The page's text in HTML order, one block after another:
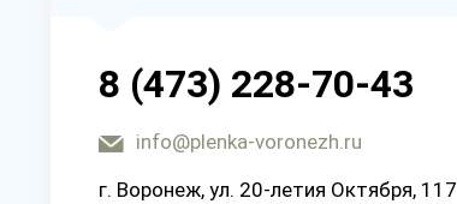
8 (473) 228-70-43
info@plenka-voronezh.ru
г. Воронеж, ул. 20-летия Октября, 117